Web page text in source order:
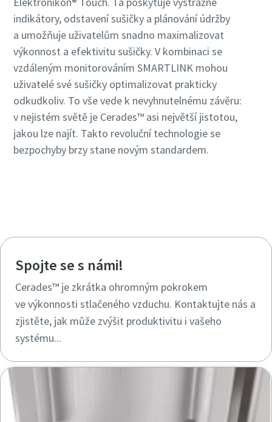
indikátory, odstavení sušičky a plánování údržby
a umožňuje uživatelům snadno maximalizovat
výkonnost a efektivitu sušičky. V kombinaci se
vzdáleným monitorováním SMARTLINK mohou
uživatelé své sušičky optimalizovat prakticky
odkudkoliv. To vše vede k nevyhnutelnému závěru:
v nejistém světě je Cerades™ asi největší jistotou,
jakou lze najít. Takto revoluční technologie se
bezpochyby brzy stane novým standardem.
Spojte se s námi!
Cerades™ je zkrátka ohromným pokrokem
ve výkonnosti stlačeného vzduchu. Kontaktujte nás a
zjistěte, jak může zvýšit produktivitu i vašeho
systému...